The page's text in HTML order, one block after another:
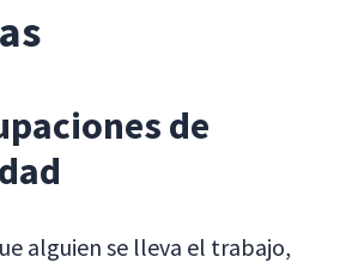
de
alguien se lleva el trabajo,